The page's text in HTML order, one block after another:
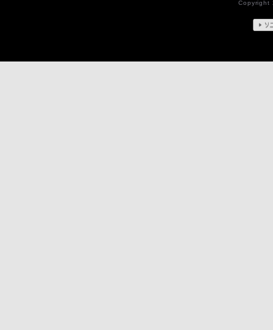
Copyright